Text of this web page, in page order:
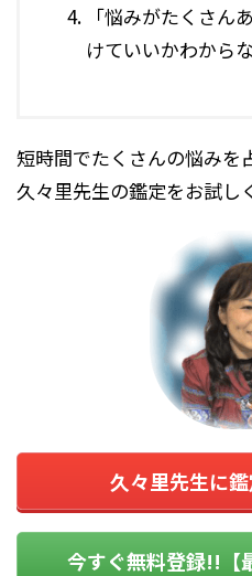
「悩みがたくさん
けていいかわからな
短時間でたくさんの悩みを
久々里先生の鑑定をお試し
久々里先生に
今すぐ無料登録!!【